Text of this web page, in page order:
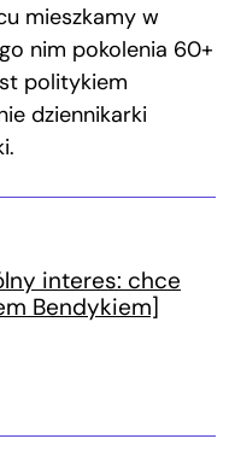
mieszkamy w
nim pokolenia 60+
politykiem
dziennikarki
interes: chce
Bendykiem]